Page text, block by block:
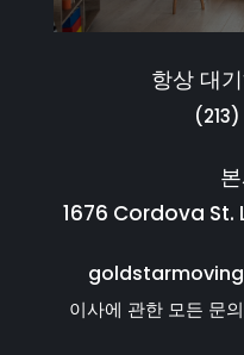
항상 대
1676 Cordova St.
이사에 관한 모든 문